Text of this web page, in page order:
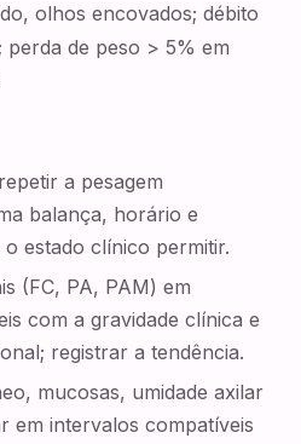
olhos encovados; débito
de peso > 5% em
a pesagem
balança, horário e
estado clínico permitir.
(FC, PA, PAM) em
com a gravidade clínica e
registrar a tendência.
mucosas, umidade axilar
em intervalos compatíveis